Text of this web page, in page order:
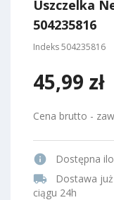
Uszczelka
504235816
Indeks504235816
45,99 zł
Cena brutto -
info Dostępna
local_shipping
Dostawa
ciągu 24h